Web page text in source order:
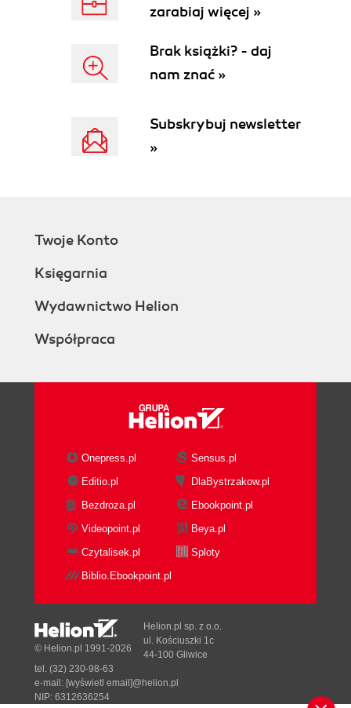
zarabiaj więcej »
Brak książki? - daj
nam znać »
Subskrybuj newsletter
»
Twoje Konto
Księgarnia
Wydawnictwo Helion
Współpraca
Onepress.pl
Sensus.pl
Editio.pl
DlaBystrzakow.pl
Bezdroza.pl
Ebookpoint.pl
Videopoint.pl
Beya.pl
Czytalisek.pl
Sploty
Biblio.Ebookpoint.pl
© Helion.pl 1991-2026
Helion.pl sp. z o.o.
ul. Kościuszki 1c
44-100 Gliwice
tel. (32) 230-98-63
e-mail: [wyświetl email]@helion.pl
NIP: 6312636254